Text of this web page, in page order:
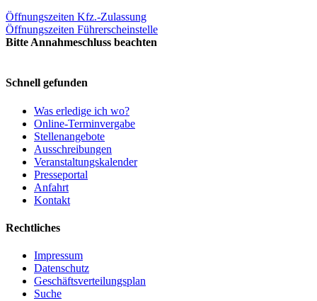
Öffnungszeiten Kfz.-Zulassung
Öffnungszeiten Führerscheinstelle
Bitte Annahmeschluss beachten
Schnell gefunden
Was erledige ich wo?
Online-Terminvergabe
Stellenangebote
Ausschreibungen
Veranstaltungskalender
Presseportal
Anfahrt
Kontakt
Rechtliches
Impressum
Datenschutz
Geschäftsverteilungsplan
Suche